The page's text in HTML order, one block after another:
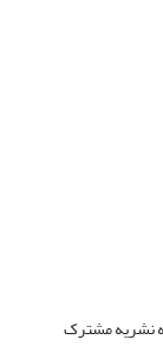
نشریه مشترک